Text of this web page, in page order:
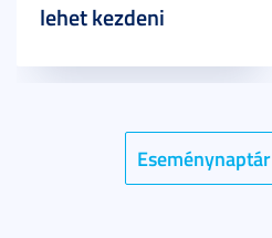
Eseménynaptár
lehet kezdeni